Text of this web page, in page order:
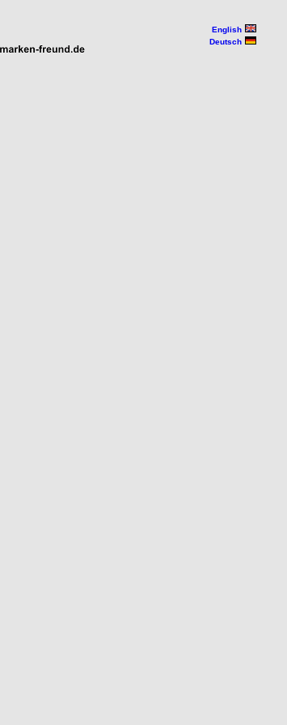
English
Deutsch